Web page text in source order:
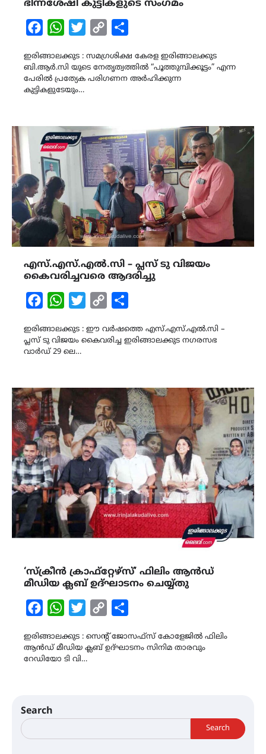
ഭിന്നശേഷി കുട്ടികളുടെ സംഗമം
FacebookWhatsAppTwitterCopy
ഇരിങ്ങാലക്കുട : സമഗ്രശിക്ഷ കേരള ഇരിങ്ങാലക്കുട
ബി.ആർ.സി യുടെ നേതൃത്വത്തിൽ “പൂത്തുമ്പിക്കൂട്ടം” എന്ന
പേരിൽ പ്രത്യേക പരിഗണന അർഹിക്കുന്ന
കുട്ടികളുടേയും…
എസ്.എസ്.എൽ.സി – പ്ലസ് ടു വിജയം
കൈവരിച്ചവരെ ആദരിച്ചു
FacebookWhatsAppTwitterCopy
ഇരിങ്ങാലക്കുട : ഈ വർഷത്തെ എസ്.എസ്.എൽ.സി –
പ്ലസ് ടു വിജയം കൈവരിച്ച ഇരിങ്ങാലക്കുട നഗരസഭ
വാർഡ് 29 ലെ…
‘സ്ക്രീൻ ക്രാഫ്റ്റേഴ്സ്’ ഫിലിം ആൻഡ്
മീഡിയ ക്ലബ്‌ ഉദ്ഘാടനം ചെയ്യ്തു
FacebookWhatsAppTwitterCopy
ഇരിങ്ങാലക്കുട : സെന്റ് ജോസഫ്സ് കോളേജിൽ ഫിലിം
ആൻഡ് മീഡിയ ക്ലബ് ഉദ്ഘാടനം സിനിമ താരവും
റേഡിയോ ടി വി…
Search
Search